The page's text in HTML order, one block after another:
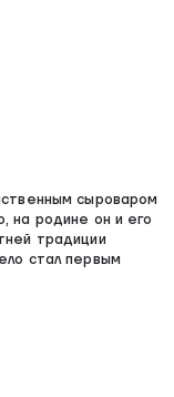
сыроваром
на родине он и его
традиции
стал первым